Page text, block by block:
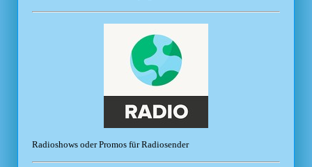
Radioshows oder Promos für Radiosender